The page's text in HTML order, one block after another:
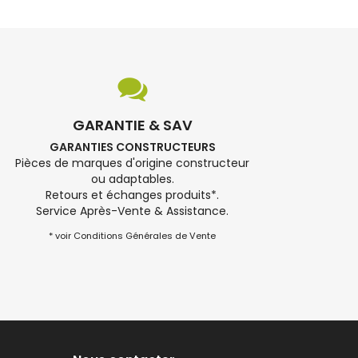
GARANTIE & SAV
GARANTIES CONSTRUCTEURS
Pièces de marques d'origine constructeur
ou adaptables.
Retours et échanges produits*.
Service Après-Vente & Assistance.
* voir Conditions Générales de Vente